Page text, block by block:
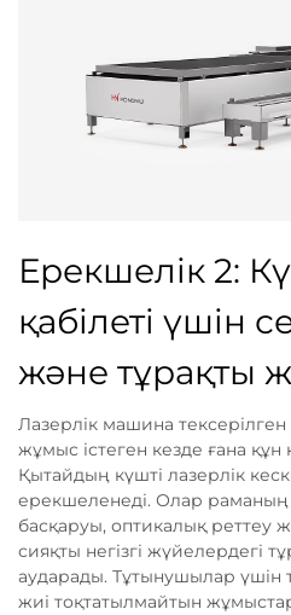
Ерекшелік 2:
қабілеті үшін
және тұрақты
Лазерлік машина тексерілген
жұмыс істеген кезде ғана
Қытайдың күшті лазерлік
ерекшеленеді. Олар раманың
басқаруы, оптикалық реттеу
сияқты негізгі жүйелердегі
аударады. Тұтынушылар үшін
жиі тоқтатылмайтын